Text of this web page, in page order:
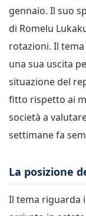
gennaio. Il suo
di Romelu
rotazioni. Il
una sua uscita
situazione del
fitto rispetto ai
società a
settimane fa
La posizione
Il tema riguarda